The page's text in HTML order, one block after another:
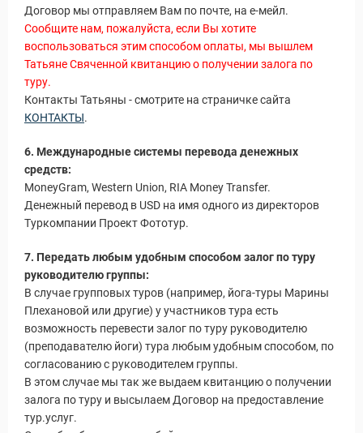
Туры
Договор мы отправляем Вам по почте, на е-мейл.
Сообщите нам, пожалуйста, если Вы хотите
воспользоваться этим способом оплаты, мы вышлем
Татьяне Свяченной квитанцию о получении залога по
туру.
Контакты Татьяны - смотрите на страничке сайта
КОНТАКТЫ.
6. Международные системы перевода денежных
средств:
MoneyGram, Western Union, RIA Money Transfer.
Денежный перевод в USD на имя одного из директоров
Туркомпании Проект Фототур.
7. Передать любым удобным способом залог по туру
руководителю группы:
В случае групповых туров (например, йога-туры Марины
Плехановой или другие) у участников тура есть
возможность перевести залог по туру руководителю
(преподавателю йоги) тура любым удобным способом, по
согласованию с руководителем группы.
В этом случае мы так же выдаем квитанцию о получении
залога по туру и высылаем Договор на предоставление
тур.услуг.